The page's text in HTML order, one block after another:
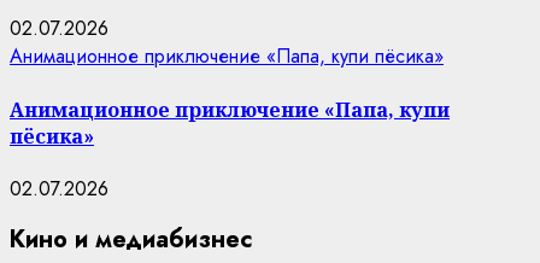
02.07.2026
Анимационное приключение «Папа, купи пёсика»
Анимационное приключение «Папа, купи
пёсика»
02.07.2026
Кино и медиабизнес